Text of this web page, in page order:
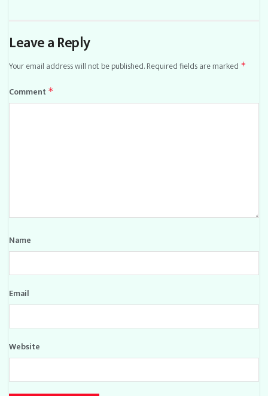
Leave a Reply
Your email address will not be published.Required fields are marked *
Comment *
Name
Email
Website